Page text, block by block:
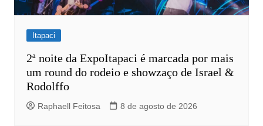
Itapaci
2ª noite da ExpoItapaci é marcada por mais
um round do rodeio e showzaço de Israel &
Rodolffo
Raphaell Feitosa 8 de agosto de 2026